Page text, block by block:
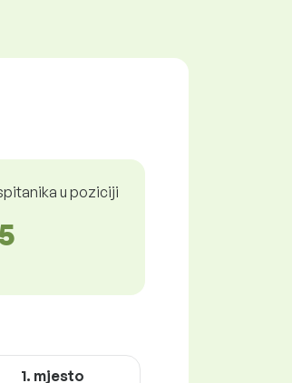
u poziciji
1. mjesto